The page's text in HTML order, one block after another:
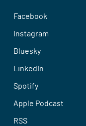
Facebook
Instagram
Bluesky
LinkedIn
Spotify
Apple Podcast
RSS